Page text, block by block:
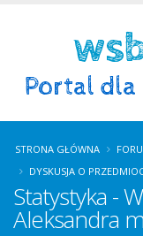
STRONA GŁÓWNA
DYSKUSJA O
Statystyka -
Aleksandra